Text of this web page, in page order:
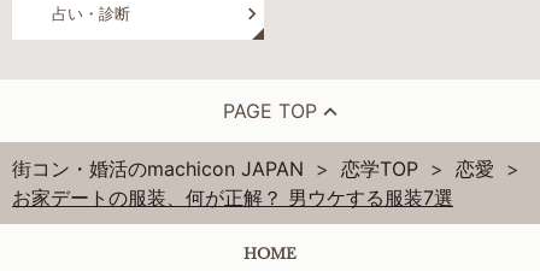
占い・診断
PAGE TOP
街コン・婚活のmachicon JAPAN 恋学TOP
恋愛
お家デートの服装、何が正解？ 男ウケする服装7選
HOME